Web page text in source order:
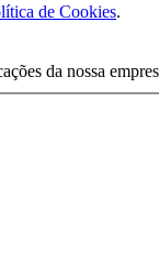
de Cookies.
da nossa